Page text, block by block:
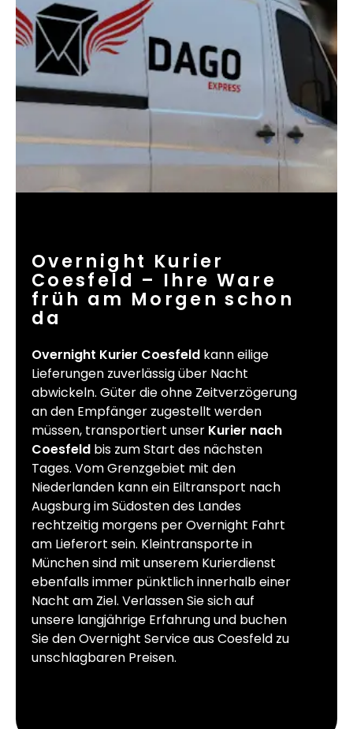
Overnight Kurier
Coesfeld – Ihre Ware
früh am Morgen schon
da
Overnight Kurier Coesfeld kann eilige
Lieferungen zuverlässig über Nacht
abwickeln. Güter die ohne Zeitverzögerung
an den Empfänger zugestellt werden
müssen, transportiert unser Kurier nach
Coesfeld bis zum Start des nächsten
Tages. Vom Grenzgebiet mit den
Niederlanden kann ein Eiltransport nach
Augsburg im Südosten des Landes
rechtzeitig morgens per Overnight Fahrt
am Lieferort sein. Kleintransporte in
München sind mit unserem Kurierdienst
ebenfalls immer pünktlich innerhalb einer
Nacht am Ziel. Verlassen Sie sich auf
unsere langjährige Erfahrung und buchen
Sie den Overnight Service aus Coesfeld zu
unschlagbaren Preisen.